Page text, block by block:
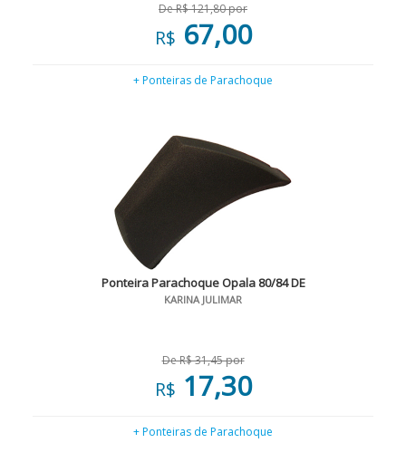
De R$ 121,80 por
R$ 67,00
+ Ponteiras de Parachoque
Ponteira Parachoque Opala 80/84 DE
KARINA JULIMAR
De R$ 31,45 por
R$ 17,30
+ Ponteiras de Parachoque